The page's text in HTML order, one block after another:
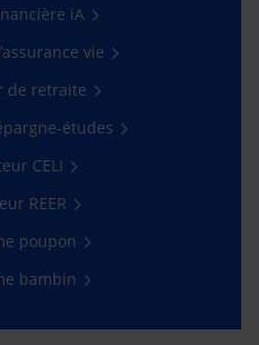
iA
vie
de retraite
études
CELI
REER
poupon
bambin